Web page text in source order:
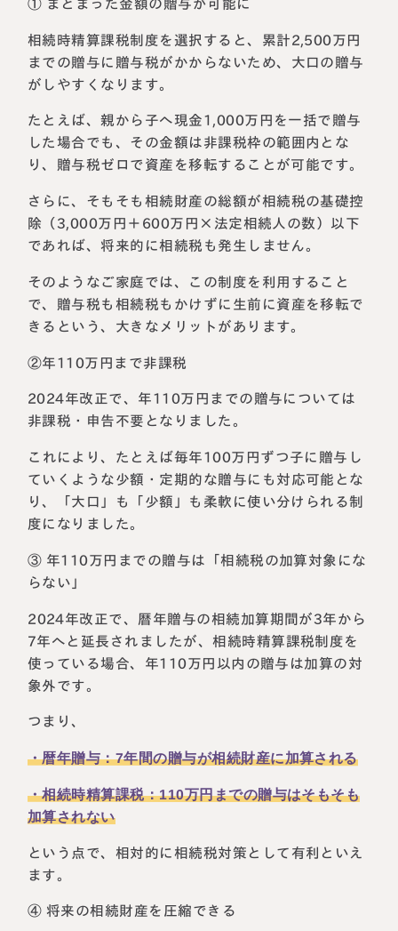
① まとまった金額の贈与が可能に
相続時精算課税制度を選択すると、累計2,500万円
までの贈与に贈与税がかからないため、大口の贈与
がしやすくなります。
たとえば、親から子へ現金1,000万円を一括で贈与
した場合でも、その金額は非課税枠の範囲内とな
り、贈与税ゼロで資産を移転することが可能です。
さらに、そもそも相続財産の総額が相続税の基礎控
除（3,000万円＋600万円×法定相続人の数）以下
であれば、将来的に相続税も発生しません。
そのようなご家庭では、この制度を利用すること
で、贈与税も相続税もかけずに生前に資産を移転で
きるという、大きなメリットがあります。
②年110万円まで非課税
2024年改正で、年110万円までの贈与については
非課税・申告不要となりました。
これにより、たとえば毎年100万円ずつ子に贈与し
ていくような少額・定期的な贈与にも対応可能とな
り、「大口」も「少額」も柔軟に使い分けられる制
度になりました。
③ 年110万円までの贈与は「相続税の加算対象にな
らない」
2024年改正で、暦年贈与の相続加算期間が3年から
7年へと延長されましたが、相続時精算課税制度を
使っている場合、年110万円以内の贈与は加算の対
象外です。
つまり、
・暦年贈与：7年間の贈与が相続財産に加算される
・相続時精算課税：110万円までの贈与はそもそも
加算されない
という点で、相対的に相続税対策として有利といえ
ます。
④ 将来の相続財産を圧縮できる